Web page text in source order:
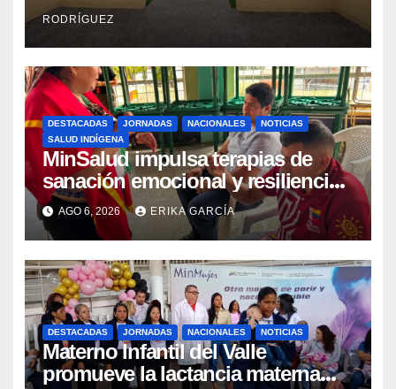
Integral Aragua
RODRÍGUEZ
DESTACADAS JORNADAS NACIONALES
NOTICIAS
SALUD INDÍGENA
MinSalud impulsa terapias de
sanación emocional y resiliencia
post-sismo junto a comunidades
indígenas en Caracas
AGO 6, 2026 ERIKA GARCÍA
DESTACADAS JORNADAS NACIONALES NOTICIAS
Materno Infantil del Valle
promueve la lactancia materna